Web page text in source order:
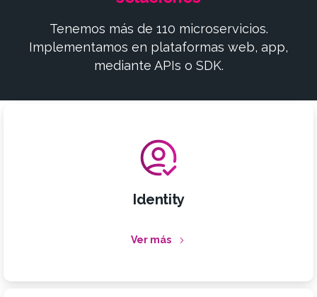
Tenemos más de 110 microservicios.
Implementamos en plataformas web, app,
mediante APIs o SDK.
Identity
Ver más